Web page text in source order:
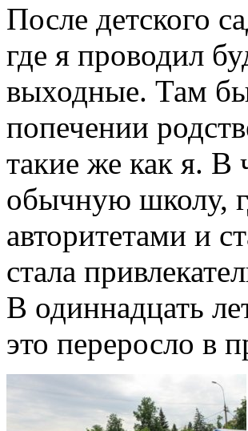
После детского
где я проводил
выходные. Там
попечении
такие же как я. В
обычную школу,
авторитетами и
стала
В одиннадцать
это переросло в